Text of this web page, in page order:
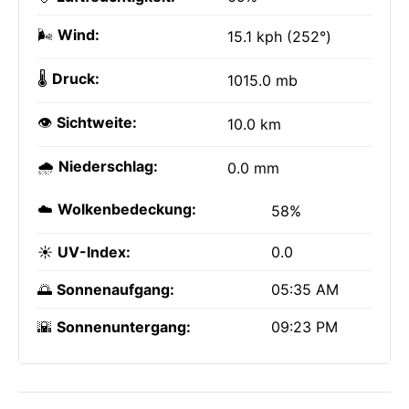
🌬️ Wind: 15.1 kph (252°)
🌡️ Druck: 1015.0 mb
👁️ Sichtweite: 10.0 km
🌧️ Niederschlag: 0.0 mm
☁️ Wolkenbedeckung: 58%
☀️ UV-Index: 0.0
🌅 Sonnenaufgang: 05:35 AM
🌇 Sonnenuntergang: 09:23 PM